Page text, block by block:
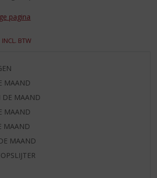
pagina
INCL. BTW
MAAND
DE MAAND
MAAND
MAAND
MAAND